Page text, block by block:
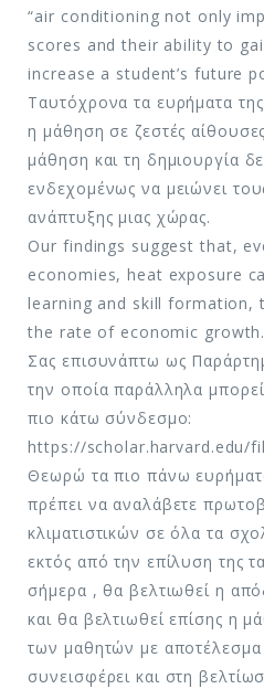
“air conditioning not only
scores and their ability to
increase a student’s future
Ταυτόχρονα τα ευρήματα
η μάθηση σε ζεστές
μάθηση και τη δημιουργία
ενδεχομένως να μειώνει
ανάπτυξης μιας χώρας.
Our findings suggest that,
economies, heat exposure
learning and skill formation,
the rate of economic growth.
Σας επισυνάπτω ως
την οποία παράλληλα
πιο κάτω σύνδεσμο:
https://scholar.harvard.edu/
Θεωρώ τα πιο πάνω
πρέπει να αναλάβετε
κλιματιστικών σε όλα τα
εκτός από την επίλυση της
σήμερα , θα βελτιωθεί η
και θα βελτιωθεί επίσης η
των μαθητών με
συνεισφέρει και στη